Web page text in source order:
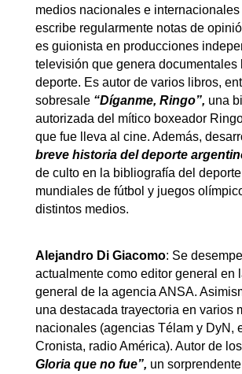
medios nacionales e
escribe regularmente notas de
es guionista en producciones
televisión que genera documentales
deporte. Es autor de varios libros,
sobresale “Díganme, Ringo”, una
autorizada del mítico boxeador
que fue lleva al cine. Además,
breve historia del deporte
de culto en la bibliografía del
mundiales de fútbol y juegos
distintos medios.
Alejandro Di Giacomo: Se
actualmente como editor general en
general de la agencia ANSA.
una destacada trayectoria en varios
nacionales (agencias Télam y DyN,
Cronista, radio América). Autor de
Gloria que no fue”, un